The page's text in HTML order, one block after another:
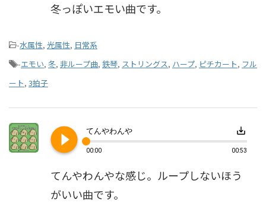
冬っぽいエモい曲です。
-水属性, 光属性, 日常系
-エモい, 冬, 非ループ曲, 鉄琴, ストリングス, ハープ, ピチカート, フル
ート, 3拍子
play_circle_filled てんやわんや save_alt
00:00 00:53
てんやわんやな感じ。ループしないほう
がいい曲です。